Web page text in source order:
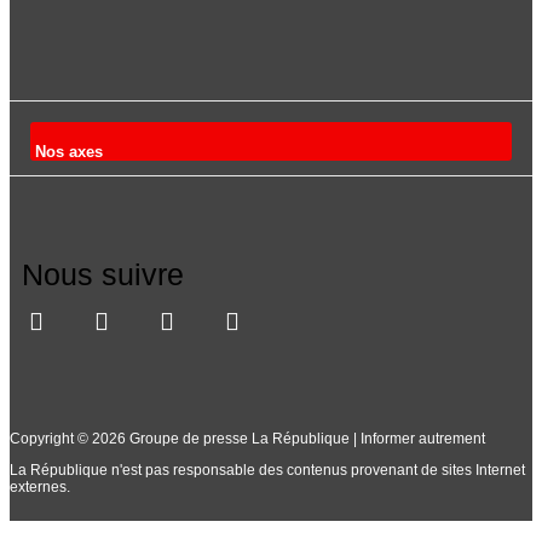
Nos axes
Nous suivre
Copyright © 2026 Groupe de presse La République | Informer autrement
La République n'est pas responsable des contenus provenant de sites Internet
externes.